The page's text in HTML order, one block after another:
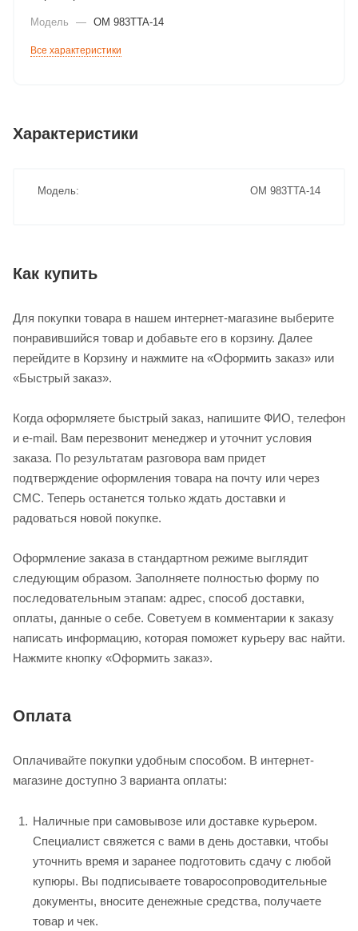
Модель — ОМ 983TTA-14
Все характеристики
Характеристики
Модель ОМ 983TTA-14
Как купить
Для покупки товара в нашем интернет-магазине выберите
понравившийся товар и добавьте его в корзину. Далее
перейдите в Корзину и нажмите на «Оформить заказ» или
«Быстрый заказ».
Когда оформляете быстрый заказ, напишите ФИО, телефон
и e-mail. Вам перезвонит менеджер и уточнит условия
заказа. По результатам разговора вам придет
подтверждение оформления товара на почту или через
СМС. Теперь останется только ждать доставки и
радоваться новой покупке.
Оформление заказа в стандартном режиме выглядит
следующим образом. Заполняете полностью форму по
последовательным этапам: адрес, способ доставки,
оплаты, данные о себе. Советуем в комментарии к заказу
написать информацию, которая поможет курьеру вас найти.
Нажмите кнопку «Оформить заказ».
Оплата
Оплачивайте покупки удобным способом. В интернет-
магазине доступно 3 варианта оплаты:
Наличные при самовывозе или доставке курьером.
Специалист свяжется с вами в день доставки, чтобы
уточнить время и заранее подготовить сдачу с любой
купюры. Вы подписываете товаросопроводительные
документы, вносите денежные средства, получаете
товар и чек.